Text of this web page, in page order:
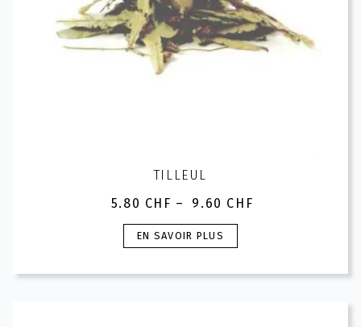
du
produit
TILLEUL
5.80 CHF – 9.60 CHF
Plage
de
prix :
à
EN SAVOIR PLUS
Ce
produit